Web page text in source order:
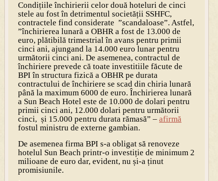
Condițiile închirierii celor două hoteluri de cinci
stele au fost în detrimentul societății SSHFC,
contractele find considerate ”scandaloase”. Astfel,
”închirierea lunară a OBHR a fost de 13.000 de
euro, plătibilă trimestrial în avans pentru primii
cinci ani, ajungand la 14.000 euro lunar pentru
următorii cinci ani. De asemenea, contractul de
închiriere prevede că toate investitiile făcute de
BPI în structura fizică a OBHR pe durata
contractului de închiriere se scad din chiria lunară
până la maximum 6000 de euro. Închirierea lunară
a Sun Beach Hotel este de 10.000 de dolari pentru
primii cinci ani, 12.000 dolari pentru următorii
cinci, și 15.000 pentru durata rămasă” – afirmă
fostul ministru de externe gambian.
De asemenea firma BPI s-a obligat să renoveze
hotelul Sun Beach printr-o investiție de minimum 2
milioane de euro dar, evident, nu și-a ținut
promisiunile.